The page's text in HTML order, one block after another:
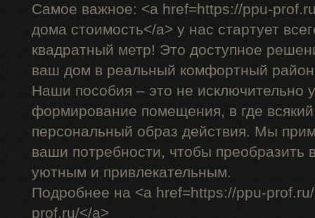
Самое важное: <a href=https://ppu-
дома стоимость</a> у нас стартует
квадратный метр! Это доступное
ваш дом в реальный комфортный
Наши пособия – это не исключительно
формирование помещения, в где
персональный образ действия. Мы
ваши потребности, чтобы
уютным и привлекательным.
Подробнее на <a href=https://ppu-
prof.ru/</a>